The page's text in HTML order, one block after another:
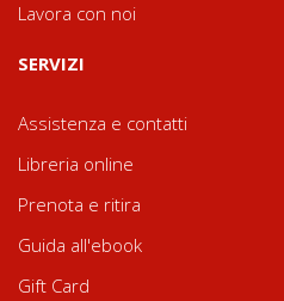
Lavora con noi
SERVIZI
Assistenza e contatti
Libreria online
Prenota e ritira
Guida all'ebook
Gift Card